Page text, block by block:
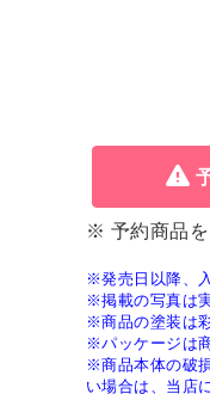
※ 予約商品を
※発売日以降、
※掲載の写真は
※商品の塗装は
※パッケージは
※商品本体の破
い場合は、当店